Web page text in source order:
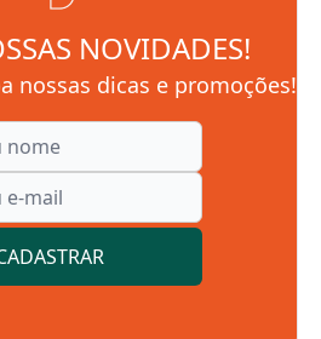
NOVIDADES!
nossas dicas e promoções!